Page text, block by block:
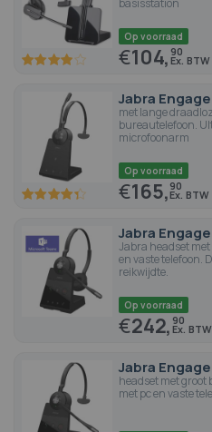
onze gids raadplegen:Een
kiezen
basisstation
77.6 100
Op voorraad
€104, 90
Jabra
met lange
bureautelefoon.
microfoonarm
86.6100
Op voorraad
€165,90
Jabra
Jabra headset
en vaste telefoon.
reikwijdte.
Op voorraad
€242, 90
Jabra
headset met groot
met pc en vaste